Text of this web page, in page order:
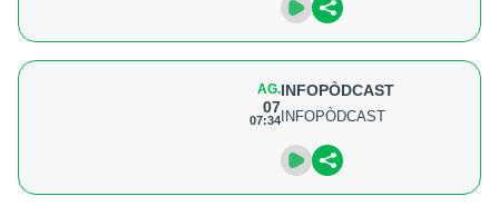
AG.
07
07:34
INFOPÒDCAST
INFOPÒDCAST